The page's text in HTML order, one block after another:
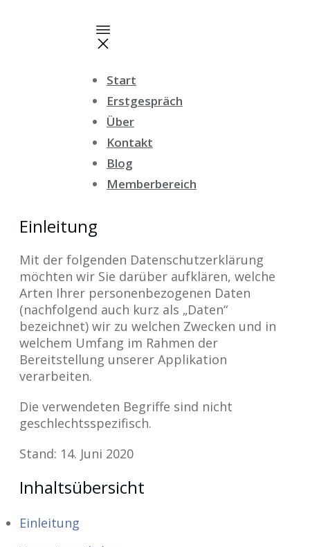
Start
Erstgespräch
Über
Kontakt
Blog
Memberbereich
Einleitung
Mit der folgenden Datenschutzerklärung
möchten wir Sie darüber aufklären, welche
Arten Ihrer personenbezogenen Daten
(nachfolgend auch kurz als „Daten“
bezeichnet) wir zu welchen Zwecken und in
welchem Umfang im Rahmen der
Bereitstellung unserer Applikation
verarbeiten.
Die verwendeten Begriffe sind nicht
geschlechtsspezifisch.
Stand: 14. Juni 2020
Inhaltsübersicht
Einleitung